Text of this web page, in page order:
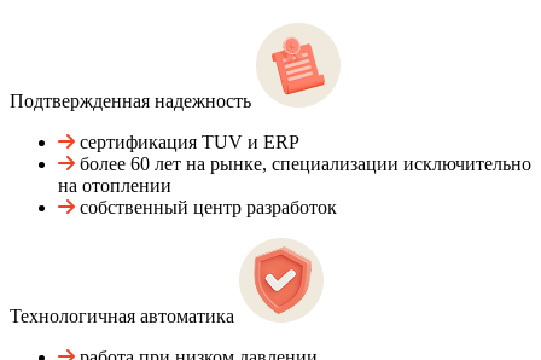
Подтвержденная надежность
сертификация TUV и ERP
более 60 лет на рынке, специализации исключительно
на отоплении
собственный центр разработок
Технологичная автоматика